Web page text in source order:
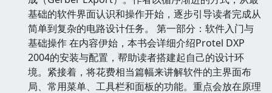
基础的软件界面认识和操作开始，逐步引导读者完成从
简单到复杂的电路设计任务。 第一部分：软件入门与
基础操作 在内容伊始，本书会详细介绍Protel DXP
2004的安装与配置，帮助读者搭建起自己的设计环
境。紧接着，将花费相当篇幅来讲解软件的主界面布
局、常用菜单、工具栏和面板的功能。重点会放在原理